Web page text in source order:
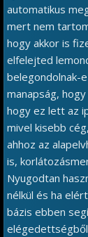
automatikus
mert nem
hogy akkor is
elfelejted
belegondolnak-
manapság,
hogy ez lett az
mivel kisebb
ahhoz az
is,
Nyugodtan
nélkül és ha
bázis ebben
elégedettségből